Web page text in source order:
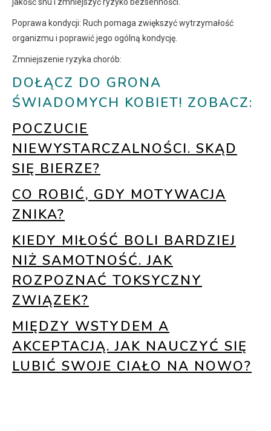
Poprawa kondycji: Ruch pomaga zwiększyć wytrzymałość
organizmu i poprawić jego ogólną kondycję.
Zmniejszenie ryzyka chorób:
DOŁĄCZ DO GRONA
ŚWIADOMYCH KOBIET! ZOBACZ:
POCZUCIE
NIEWYSTARCZALNOŚCI. SKĄD
SIĘ BIERZE?
CO ROBIĆ, GDY MOTYWACJA
ZNIKA?
KIEDY MIŁOŚĆ BOLI BARDZIEJ
NIŻ SAMOTNOŚĆ. JAK
ROZPOZNAĆ TOKSYCZNY
ZWIĄZEK?
MIĘDZY WSTYDEM A
AKCEPTACJĄ. JAK NAUCZYĆ SIĘ
LUBIĆ SWOJE CIAŁO NA NOWO?